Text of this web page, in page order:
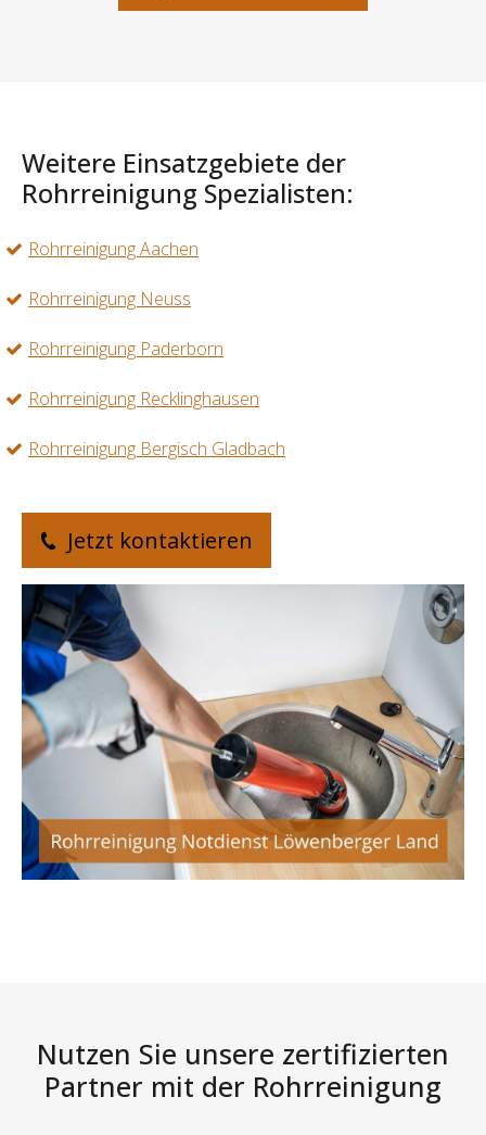
Weitere Einsatzgebiete der
Rohrreinigung Spezialisten:
Rohrreinigung Aachen
Rohrreinigung Neuss
Rohrreinigung Paderborn
Rohrreinigung Recklinghausen
Rohrreinigung Bergisch Gladbach
Jetzt kontaktieren
Nutzen Sie unsere zertifizierten
Partner mit der Rohrreinigung